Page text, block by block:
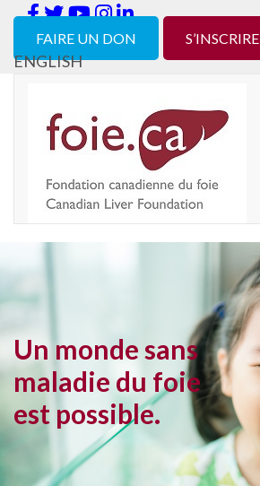
FAIRE UN DON S’INSCRIRE
ENGLISH
Un monde sans
maladie du foie
est possible.